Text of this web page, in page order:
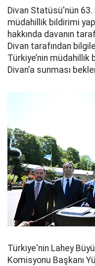
Divan Statüsü'nün
müdahillik bildirimi
hakkında davanın
Divan tarafından
Türkiye’nin
Divan’a sunması
Türkiye'nin Lahey
Komisyonu Başkanı